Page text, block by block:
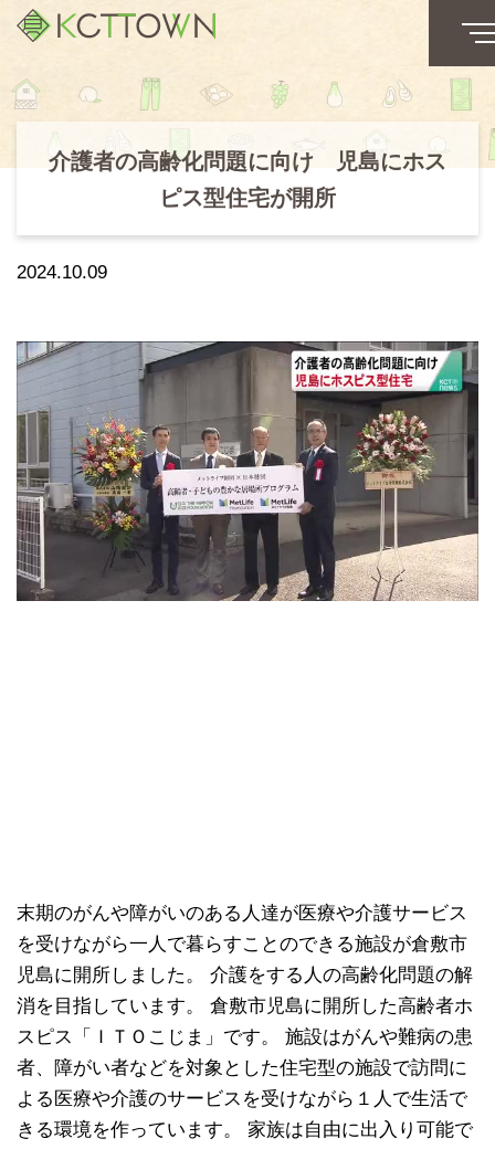
介護者の高齢化問題に向け 児島にホス
ピス型住宅が開所
2024.10.09
末期のがんや障がいのある人達が医療や介護サービス
を受けながら一人で暮らすことのできる施設が倉敷市
児島に開所しました。 介護をする人の高齢化問題の解
消を目指しています。 倉敷市児島に開所した高齢者ホ
スピス「ＩＴＯこじま」です。 施設はがんや難病の患
者、障がい者などを対象とした住宅型の施設で訪問に
よる医療や介護のサービスを受けながら１人で生活で
きる環境を作っています。 家族は自由に出入り可能で